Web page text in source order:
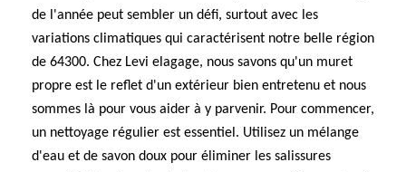
de l'année peut sembler un défi, surtout avec les
variations climatiques qui caractérisent notre belle région
de 64300. Chez Levi elagage, nous savons qu'un muret
propre est le reflet d'un extérieur bien entretenu et nous
sommes là pour vous aider à y parvenir. Pour commencer,
un nettoyage régulier est essentiel. Utilisez un mélange
d'eau et de savon doux pour éliminer les salissures